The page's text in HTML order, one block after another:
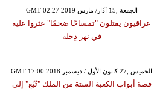
GMT 02:27 2019 الجمعة ,15 آذار/ مارس
عراقيون يقتلون "تمساحًا ضخمًا" عثروا عليه
في نهر دِجلة
GMT 17:00 2018 الخميس ,27 كانون الأول / ديسمبر
قصة أبواب الكعبة الستة من الملك "تُبّع" إلى